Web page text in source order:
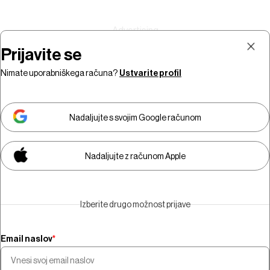
Prijava
Za ogled video vsebine morate
biti naročniki.
Naročite se
Prijavite se
Nimate uporabniškega računa? Ustvarite profil
Nadaljujte s svojim Google računom
Nadaljujte z računom Apple
Izberite drugo možnost prijave
Email naslov*